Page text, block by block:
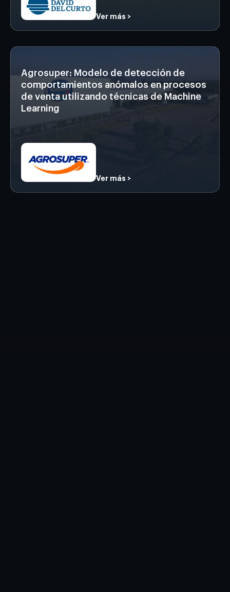
Ver más >
Agrosuper: Modelo de detección de
comportamientos anómalos en procesos
de venta utilizando técnicas de Machine
Learning
Ver más >